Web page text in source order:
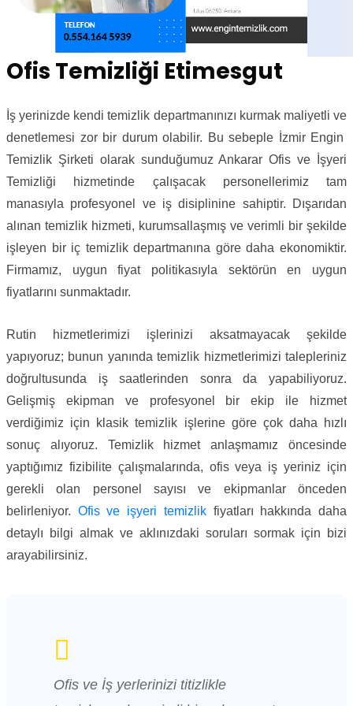
Ofis Temizliği Etimesgut
İş yerinizde kendi temizlik departmanınızı kurmak maliyetli ve
denetlemesi zor bir durum olabilir. Bu sebeple İzmir Engin
Temizlik Şirketi olarak sunduğumuz Ankarar Ofis ve İşyeri
Temizliği hizmetinde çalışacak personellerimiz tam
manasıyla profesyonel ve iş disiplinine sahiptir. Dışarıdan
alınan temizlik hizmeti, kurumsallaşmış ve verimli bir şekilde
işleyen bir iç temizlik departmanına göre daha ekonomiktir.
Firmamız, uygun fiyat politikasıyla sektörün en uygun
fiyatlarını sunmaktadır.
Rutin hizmetlerimizi işlerinizi aksatmayacak şekilde
yapıyoruz; bunun yanında temizlik hizmetlerimizi talepleriniz
doğrultusunda iş saatlerinden sonra da yapabiliyoruz.
Gelişmiş ekipman ve profesyonel bir ekip ile hizmet
verdiğimiz için klasik temizlik işlerine göre çok daha hızlı
sonuç alıyoruz. Temizlik hizmet anlaşmamız öncesinde
yaptığımız fizibilite çalışmalarında, ofis veya iş yeriniz için
gerekli olan personel sayısı ve ekipmanlar önceden
belirleniyor. Ofis ve işyeri temizlikfiyatları hakkında daha
detaylı bilgi almak ve aklınızdaki soruları sormak için bizi
arayabilirsiniz.
Ofis ve İş yerlerinizi titizlikle